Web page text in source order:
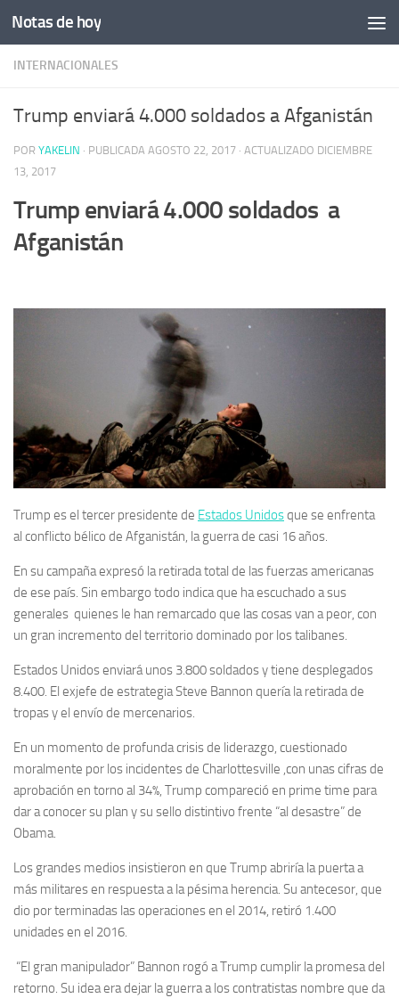
Saltar al contenido
Notas de hoy
INTERNACIONALES
Trump enviará 4.000 soldados a Afganistán
POR YAKELIN · PUBLICADA AGOSTO 22, 2017 · ACTUALIZADO DICIEMBRE
13, 2017
Trump enviará 4.000 soldados a
Afganistán
Trump es el tercer presidente de Estados Unidosque se enfrenta
al conflicto bélico de Afganistán, la guerra de casi 16 años.
En su campaña expresó la retirada total de las fuerzas americanas
de ese país. Sin embargo todo indica que ha escuchado a sus
generales quienes le han remarcado que las cosas van a peor, con
un gran incremento del territorio dominado por los talibanes.
Estados Unidos enviará unos 3.800 soldados y tiene desplegados
8.400. El exjefe de estrategia Steve Bannon quería la retirada de
tropas y el envío de mercenarios.
En un momento de profunda crisis de liderazgo, cuestionado
moralmente por los incidentes de Charlottesville ,con unas cifras de
aprobación en torno al 34%, Trump compareció en prime time para
dar a conocer su plan y su sello distintivo frente “al desastre” de
Obama.
Los grandes medios insistieron en que Trump abriría la puerta a
más militares en respuesta a la pésima herencia. Su antecesor, que
dio por terminadas las operaciones en el 2014, retiró 1.400
unidades en el 2016.
“El gran manipulador” Bannon rogó a Trump cumplir la promesa del
retorno. Su idea era dejar la guerra a los contratistas nombre que da